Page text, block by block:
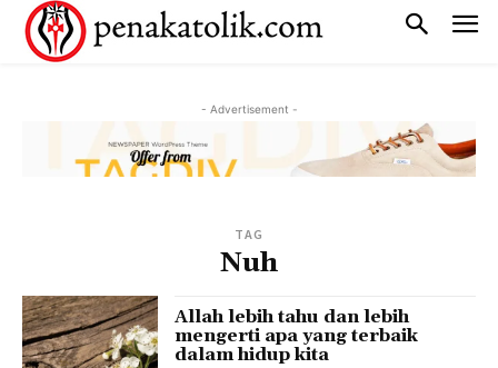
- Advertisement -
TAG
Nuh
Allah lebih tahu dan lebih
mengerti apa yang terbaik
dalam hidup kita